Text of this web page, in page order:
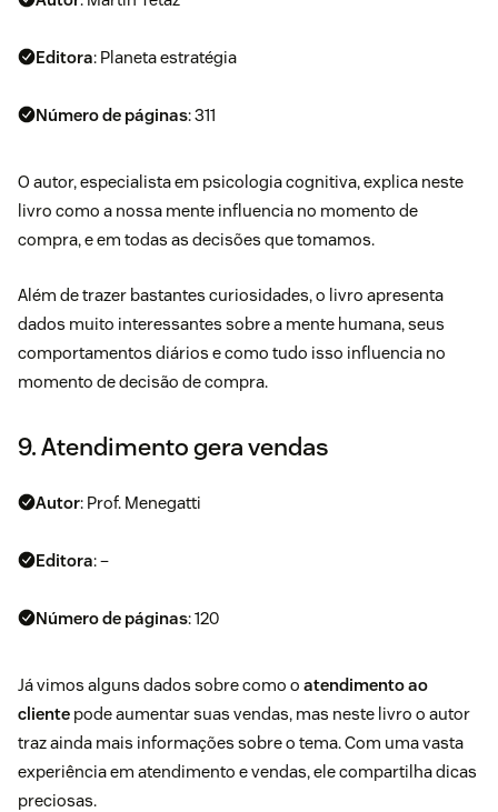
Editora: Planeta estratégia
Número de páginas: 311
O autor, especialista em psicologia cognitiva, explica neste
livro como a nossa mente influencia no momento de
compra, e em todas as decisões que tomamos.
Além de trazer bastantes curiosidades, o livro apresenta
dados muito interessantes sobre a mente humana, seus
comportamentos diários e como tudo isso influencia no
momento de decisão de compra.
9. Atendimento gera vendas
Autor: Prof. Menegatti
Editora: –
Número de páginas: 120
Já vimos alguns dados sobre como o atendimento ao
cliente pode aumentar suas vendas, mas neste livro o autor
traz ainda mais informações sobre o tema. Com uma vasta
experiência em atendimento e vendas, ele compartilha dicas
preciosas.